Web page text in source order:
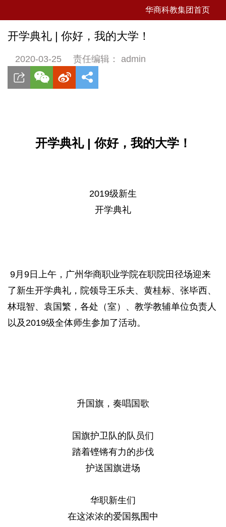
华商科教集团首页
开学典礼 | 你好，我的大学！
2020-03-25 责任编辑： admin
开学典礼 | 你好，我的大学！
2019级新生
开学典礼
9月9日上午，广州华商职业学院在职院田径场迎来
了新生开学典礼，院领导王乐夫、黄桂标、张毕西、
林琨智、袁国繁，各处（室）、教学教辅单位负责人
以及2019级全体师生参加了活动。
升国旗，奏唱国歌
国旗护卫队的队员们
踏着铿锵有力的步伐
护送国旗进场
华职新生们
在这浓浓的爱国氛围中